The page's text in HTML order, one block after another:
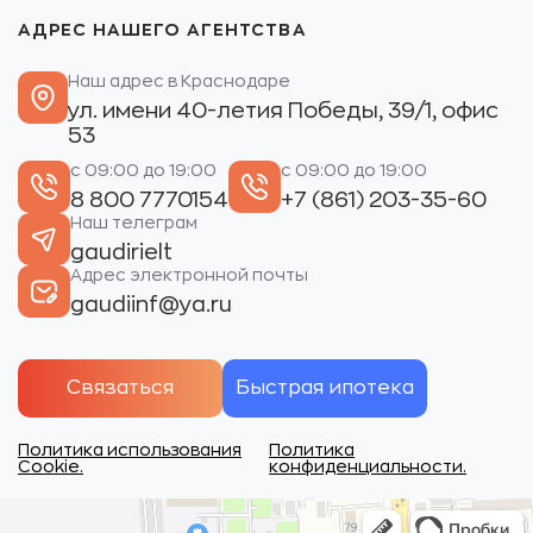
АДРЕС НАШЕГО АГЕНТСТВА
Наш адрес в Краснодаре
ул. имени 40-летия Победы, 39/1, офис
53
с 09:00 до 19:00
8 800 7770154
с 09:00 до 19:00
+7 (861) 203-35-60
Наш телеграм
gaudirielt
Адрес электронной почты
gaudiinf@ya.ru
Связаться Быстрая ипотека
Политика использования
Cookie.
Политика
конфиденциальности.